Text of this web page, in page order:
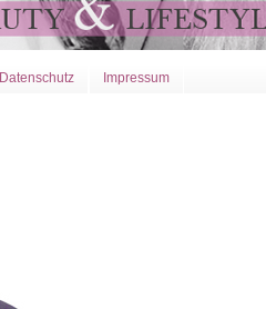
Datenschutz Impressum